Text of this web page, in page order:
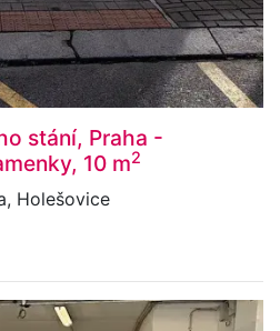
stání, Praha -
10 m2
Holešovice